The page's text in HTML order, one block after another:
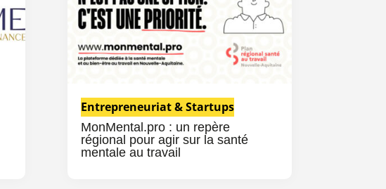
MonMental.pro : un repère
régional pour agir sur la santé
mentale au travail
Entrepreneuriat & Startups